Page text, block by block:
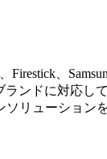
Firestick、
ランドに対応し
リューション